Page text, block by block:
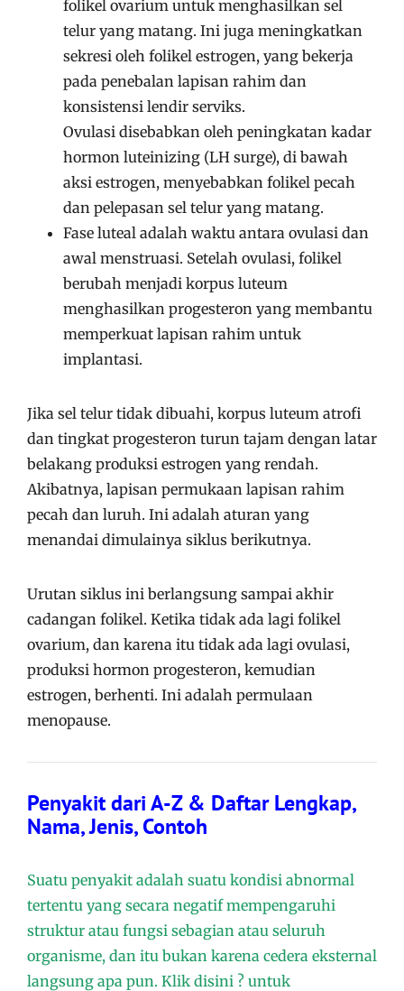
folikel ovarium untuk menghasilkan sel
telur yang matang. Ini juga meningkatkan
sekresi oleh folikel estrogen, yang bekerja
pada penebalan lapisan rahim dan
konsistensi lendir serviks.
Ovulasi disebabkan oleh peningkatan kadar
hormon luteinizing (LH surge), di bawah
aksi estrogen, menyebabkan folikel pecah
dan pelepasan sel telur yang matang.
Fase luteal adalah waktu antara ovulasi dan
awal menstruasi. Setelah ovulasi, folikel
berubah menjadi korpus luteum
menghasilkan progesteron yang membantu
memperkuat lapisan rahim untuk
implantasi.
Jika sel telur tidak dibuahi, korpus luteum atrofi
dan tingkat progesteron turun tajam dengan latar
belakang produksi estrogen yang rendah.
Akibatnya, lapisan permukaan lapisan rahim
pecah dan luruh. Ini adalah aturan yang
menandai dimulainya siklus berikutnya.
Urutan siklus ini berlangsung sampai akhir
cadangan folikel. Ketika tidak ada lagi folikel
ovarium, dan karena itu tidak ada lagi ovulasi,
produksi hormon progesteron, kemudian
estrogen, berhenti. Ini adalah permulaan
menopause.
Penyakit dari A-Z & Daftar Lengkap,
Nama, Jenis, Contoh
Suatu penyakit adalah suatu kondisi abnormal
tertentu yang secara negatif mempengaruhi
struktur atau fungsi sebagian atau seluruh
organisme, dan itu bukan karena cedera eksternal
langsung apa pun. Klik disini ? untuk